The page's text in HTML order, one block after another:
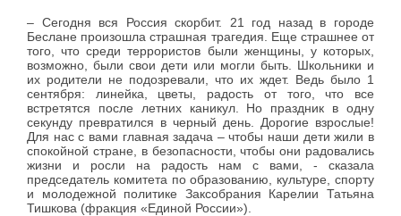
– Сегодня вся Россия скорбит. 21 год назад в городе
Беслане произошла страшная трагедия. Еще страшнее от
того, что среди террористов были женщины, у которых,
возможно, были свои дети или могли быть. Школьники и
их родители не подозревали, что их ждет. Ведь было 1
сентября: линейка, цветы, радость от того, что все
встретятся после летних каникул. Но праздник в одну
секунду превратился в черный день. Дорогие взрослые!
Для нас с вами главная задача – чтобы наши дети жили в
спокойной стране, в безопасности, чтобы они радовались
жизни и росли на радость нам с вами, - сказала
председатель комитета по образованию, культуре, спорту
и молодежной политике Заксобрания Карелии Татьяна
Тишкова (фракция «Единой России»).